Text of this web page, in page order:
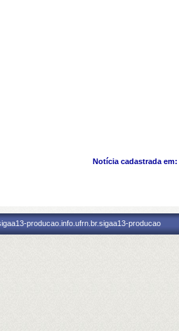
Notícia cadastrada em:
producao.info.ufrn.br.sigaa13-producao